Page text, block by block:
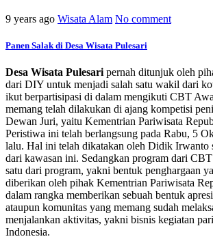
9 years ago Wisata Alam No comment
Panen Salak di Desa Wisata Pulesari
Desa Wisata Pulesari pernah ditunjuk oleh
dari DIY untuk menjadi salah satu wakil dari
ikut berpartisipasi di dalam mengikuti CBT
memang telah dilakukan di ajang kompetisi
Dewan Juri, yaitu Kementrian Pariwisata
Peristiwa ini telah berlangsung pada Rabu, 5
lalu. Hal ini telah dikatakan oleh Didik Irwanto
dari kawasan ini. Sedangkan program dari
satu dari program, yakni bentuk penghargaan
diberikan oleh pihak Kementrian Pariwisata
dalam rangka memberikan sebuah bentuk
ataupun komunitas yang memang sudah
menjalankan aktivitas, yakni bisnis kegiatan
Indonesia.